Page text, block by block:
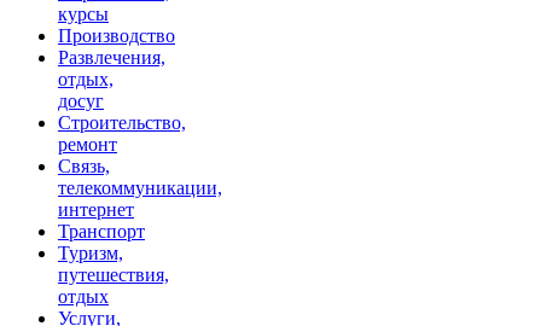
курсы
Производство
Развлечения,
отдых,
досуг
Строительство,
ремонт
Связь,
телекоммуникации,
интернет
Транспорт
Туризм,
путешествия,
отдых
Услуги,